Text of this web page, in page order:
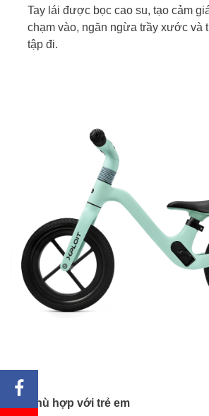
Tay lái được bọc cao su, tạo cảm
chạm vào, ngăn ngừa trầy xước và
tập đi.
Phù hợp với trẻ em